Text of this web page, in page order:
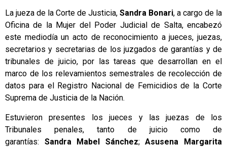
La jueza de la Corte de Justicia, Sandra Bonari, a cargo de la
Oficina de la Mujer del Poder Judicial de Salta, encabezó
este mediodía un acto de reconocimiento a jueces, juezas,
secretarios y secretarias de los juzgados de garantías y de
tribunales de juicio, por las tareas que desarrollan en el
marco de los relevamientos semestrales de recolección de
datos para el Registro Nacional de Femicidios de la Corte
Suprema de Justicia de la Nación.
Estuvieron presentes los jueces y las juezas de los
Tribunales penales, tanto de juicio como de
garantías: Sandra Mabel Sánchez;Asusena Margarita